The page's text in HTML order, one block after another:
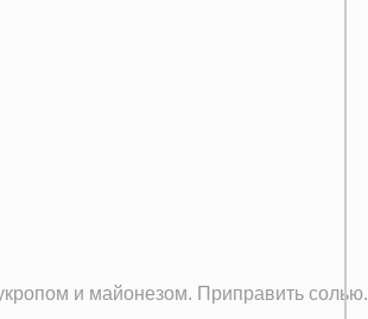
и майонезом. Приправить солью.